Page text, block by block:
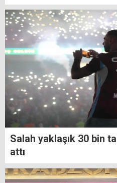
Salah yaklaşık 30 bin
attı